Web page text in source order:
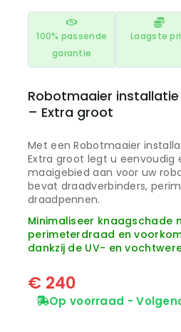
100% passende
garantie
Laagste
Robotmaaier
– Extra groot
Met een Robotmaaier
Extra groot legt u eenvoudig
maaigebied aan voor uw
bevat draadverbinders,
draadpennen.
Minimaliseer knaagschade
perimeterdraad en
dankzij de UV- en
€ 240
Op voorraad -